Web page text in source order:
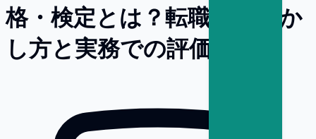
格・検定とは？転職での活か
し方と実務での評価を解説